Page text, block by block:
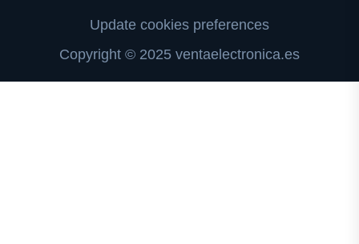
Update cookies preferences
Copyright © 2025 ventaelectronica.es